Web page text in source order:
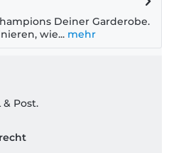
Deiner Garderobe.
wie... mehr
Post.